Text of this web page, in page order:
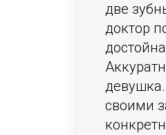
две
доктор
своими